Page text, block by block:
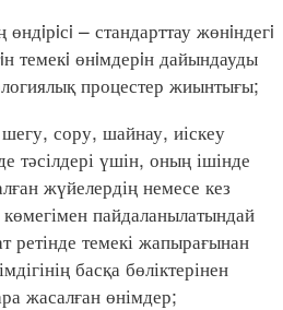
– стандарттау жөнiндегi
темекi өнiмдерiн дайындауды
процестер жиынтығы;
сору, шайнау, иіскеу
тәсілдері үшін, оның ішінде
жүйелердің немесе кез
пайдаланылатындай
ретінде темекі жапырағынан
басқа бөліктерінен
жасалған өнімдер;